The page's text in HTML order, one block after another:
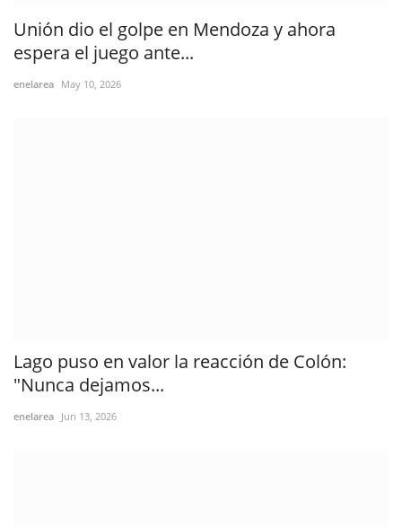
Unión dio el golpe en Mendoza y ahora
espera el juego ante...
enelarea May 10, 2026
Lago puso en valor la reacción de Colón:
"Nunca dejamos...
enelarea Jun 13, 2026